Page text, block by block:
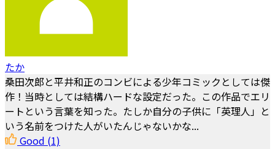
たか
桑田次郎と平井和正のコンビによる少年コミックとしては傑
作！当時としては結構ハードな設定だった。この作品でエリ
ートという言葉を知った。たしか自分の子供に「英理人」と
いう名前をつけた人がいたんじゃないかな...
Good (1)